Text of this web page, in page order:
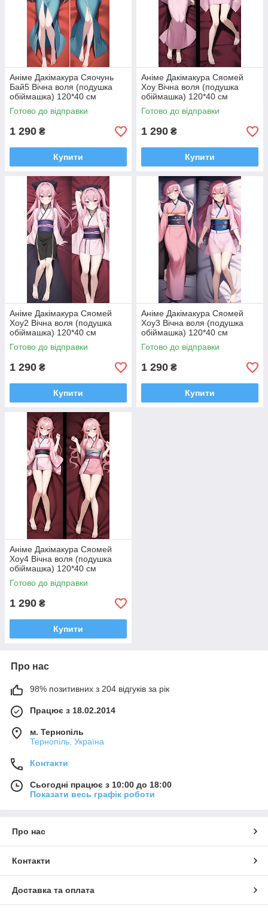
Аніме Дакімакура Сяочунь
Бай5 Вічна воля (подушка
обіймашка) 120*40 см
Готово до відправки
1 290 ₴
Купити
Аніме Дакімакура Сяомей
Хоу Вічна воля (подушка
обіймашка) 120*40 см
Готово до відправки
1 290 ₴
Купити
Аніме Дакімакура Сяомей
Хоу2 Вічна воля (подушка
обіймашка) 120*40 см
Готово до відправки
1 290 ₴
Купити
Аніме Дакімакура Сяомей
Хоу3 Вічна воля (подушка
обіймашка) 120*40 см
Готово до відправки
1 290 ₴
Купити
Аніме Дакімакура Сяомей
Хоу4 Вічна воля (подушка
обіймашка) 120*40 см
Готово до відправки
1 290 ₴
Купити
Про нас
98% позитивних з 204 відгуків за рік
Працює з 18.02.2014
м. Тернопіль
Тернопіль, Україна
Контакти
Сьогодні працює з 10:00 до 18:00
Показати весь графік роботи
Про нас
Контакти
Доставка та оплата